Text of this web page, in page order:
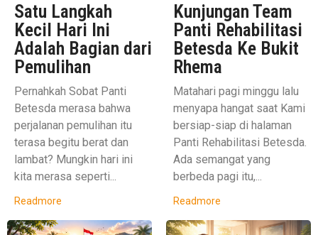
Satu Langkah
Kecil Hari Ini
Adalah Bagian dari
Pemulihan
Pernahkah Sobat Panti
Betesda merasa bahwa
perjalanan pemulihan itu
terasa begitu berat dan
lambat? Mungkin hari ini
kita merasa seperti...
Readmore
Kunjungan Team
Panti Rehabilitasi
Betesda Ke Bukit
Rhema
Matahari pagi minggu lalu
menyapa hangat saat Kami
bersiap-siap di halaman
Panti Rehabilitasi Betesda.
Ada semangat yang
berbeda pagi itu,...
Readmore